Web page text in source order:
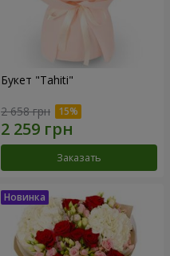
Букет "Tahiti"
2 658 грн
Заказать